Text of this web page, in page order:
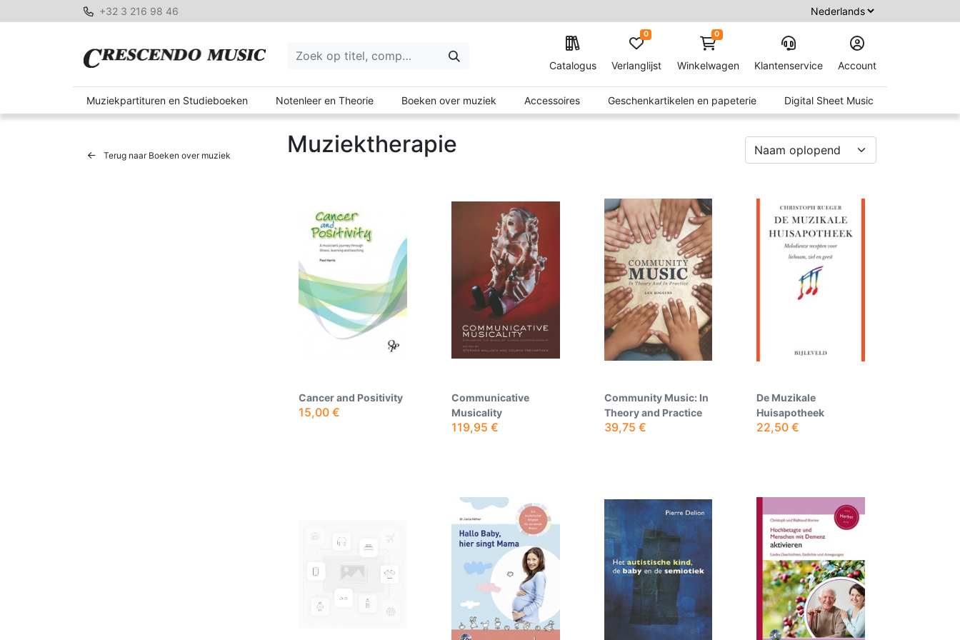
+32 3 216 98 46
Catalogus Verlanglijst
0 0
Winkelwagen Klantenservice Account
Muziekpartituren en Studieboeken Notenleer en Theorie Boeken over muziek Accessoires Geschenkartikelen en papeterie Digital Sheet Music
Terug naar Boeken over muziek Muziektherapie
Cancer and Positivity
15,00 €
Communicative
Musicality
119,95 €
Community Music: In
Theory and Practice
39,75 €
De Muzikale
Huisapotheek
22,50 €